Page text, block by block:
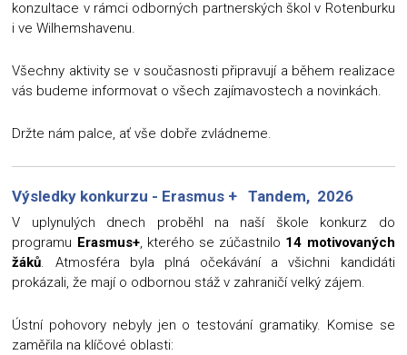
konzultace v rámci odborných partnerských škol v Rotenburku
i ve Wilhemshavenu.
Všechny aktivity se v současnosti připravují a během realizace
vás budeme informovat o všech zajímavostech a novinkách.
Držte nám palce, ať vše dobře zvládneme.
Výsledky konkurzu - Erasmus + Tandem, 2026
V uplynulých dnech proběhl na naší škole konkurz do
programu Erasmus+, kterého se zúčastnilo 14 motivovaných
žáků. Atmosféra byla plná očekávání a všichni kandidáti
prokázali, že mají o odbornou stáž v zahraničí velký zájem.
Ústní pohovory nebyly jen o testování gramatiky. Komise se
zaměřila na klíčové oblasti: